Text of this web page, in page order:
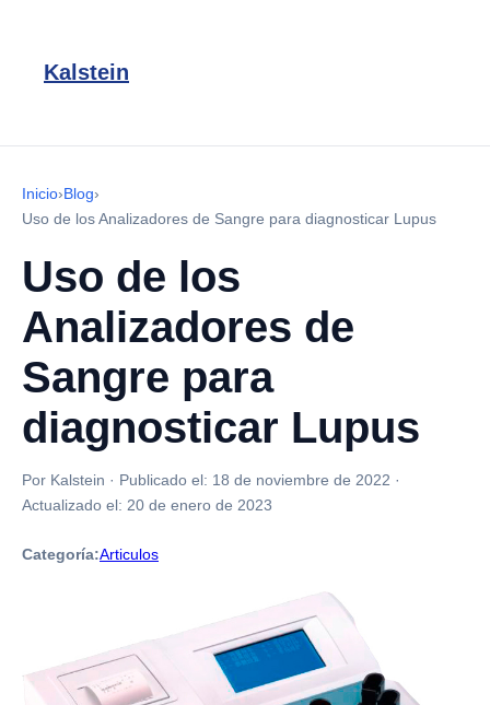
Kalstein
Inicio›Blog›
Uso de los Analizadores de Sangre para diagnosticar Lupus
Uso de los
Analizadores de
Sangre para
diagnosticar Lupus
Por Kalstein · Publicado el: 18 de noviembre de 2022 ·
Actualizado el: 20 de enero de 2023
Categoría:Articulos